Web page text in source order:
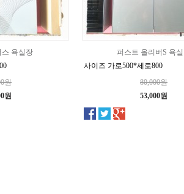
욕실장
원
원
퍼스트 올리버S 욕
사이즈 가로500*세로800
80,000원
53,000원